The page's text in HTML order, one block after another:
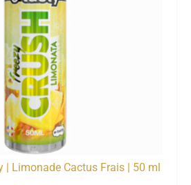
| Limonade Cactus Frais | 50 ml